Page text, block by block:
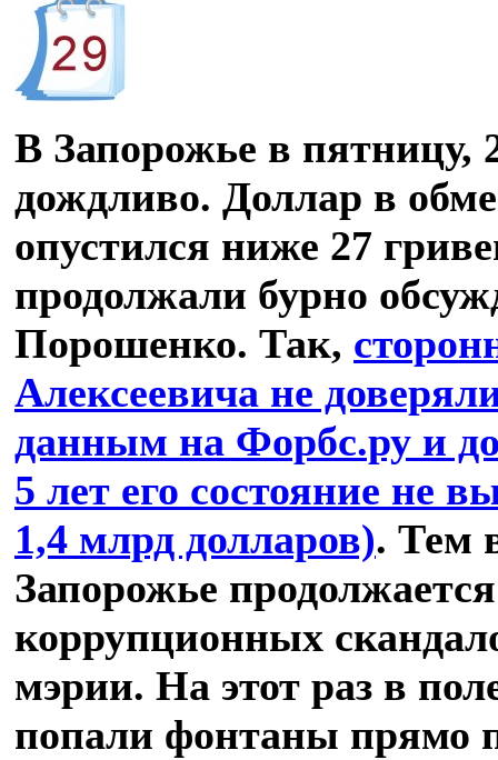
В Запорожье в пятницу,
дождливо. Доллар в
опустился ниже 27
продолжали бурно
Порошенко. Так,
Алексеевича не
данным на Форбс.ру и
5 лет его состояние не
1,4 млрд долларов). Тем
Запорожье
коррупционных
мэрии. На этот раз в
попали фонтаны прямо